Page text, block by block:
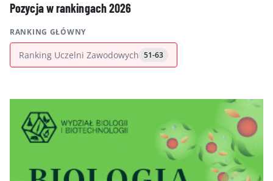
Pozycja w rankingach 2026
RANKING GŁÓWNY
Ranking Uczelni Zawodowych 51-63